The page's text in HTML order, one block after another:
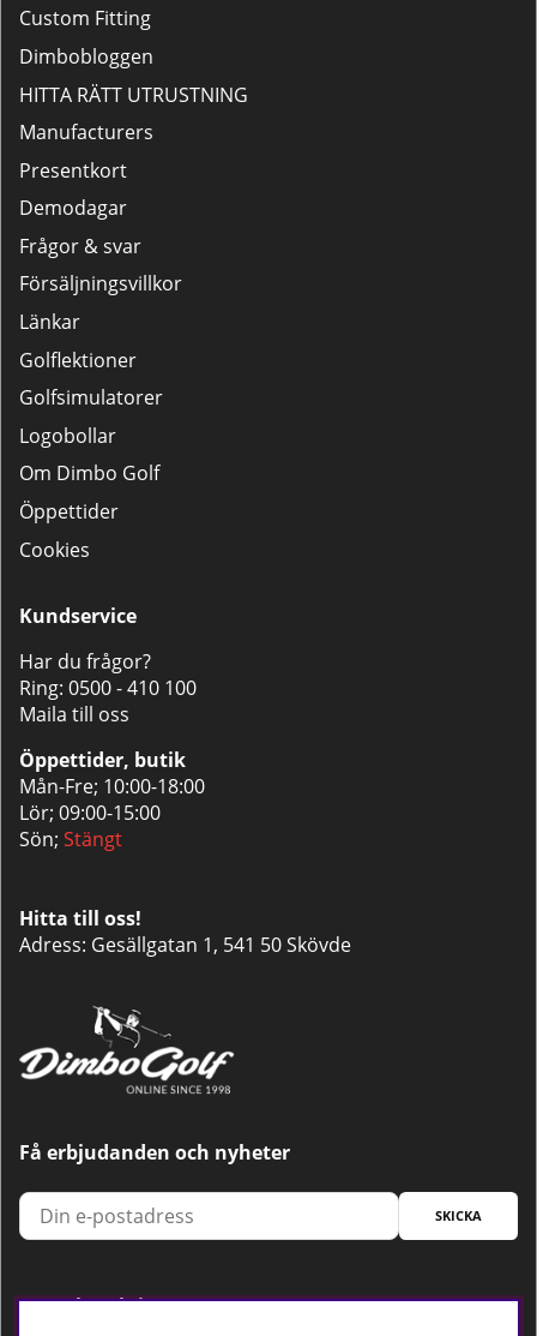
Custom Fitting
Dimbobloggen
HITTA RÄTT UTRUSTNING
Manufacturers
Presentkort
Demodagar
Frågor & svar
Försäljningsvillkor
Länkar
Golflektioner
Golfsimulatorer
Logobollar
Om Dimbo Golf
Öppettider
Cookies
Kundservice
Har du frågor?
Ring: 0500 - 410 100
Maila till oss
Öppettider, butik
Mån-Fre; 10:00-18:00
Lör; 09:00-15:00
Sön; Stängt
Hitta till oss!
Adress: Gesällgatan 1, 541 50 Skövde
Få erbjudanden och nyheter
SKICKA
Trygg betalning